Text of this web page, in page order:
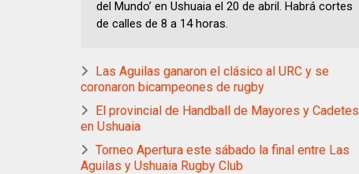
del Mundo’ en Ushuaia el 20 de abril. Habrá cortes
de calles de 8 a 14 horas.
Las Aguilas ganaron el clásico al URC y se
coronaron bicampeones de rugby
El provincial de Handball de Mayores y Cadetes
en Ushuaia
Torneo Apertura este sábado la final entre Las
Aguilas y Ushuaia Rugby Club